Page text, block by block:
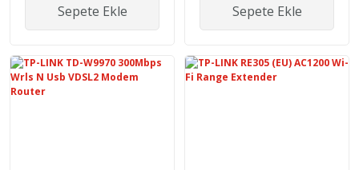
Sepete Ekle Sepete Ekle